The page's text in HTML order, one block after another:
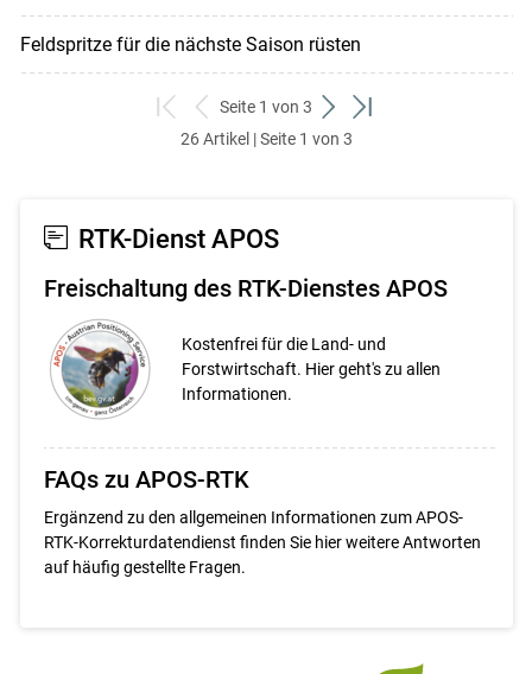
Feldspritze für die nächste Saison rüsten
zum
ersten
zurück
zum
Seite 1 von 3
weiter
zum
zum
26 Artikel | Seite 1 von 3
RTK-Dienst APOS
Freischaltung des RTK-Dienstes APOS
Kostenfrei für die Land- und
Forstwirtschaft. Hier geht's zu allen
Informationen.
FAQs zu APOS-RTK
Ergänzend zu den allgemeinen Informationen zum APOS-
RTK-Korrekturdatendienst finden Sie hier weitere Antworten
auf häufig gestellte Fragen.